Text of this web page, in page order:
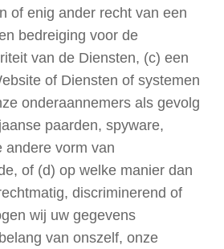
of enig ander recht van een
bedreiging voor de
van de Diensten, (c) een
of Diensten of systemen
onderaannemers als gevolg
paarden, spyware,
andere vorm van
of (d) op welke manier dan
discriminerend of
wij uw gegevens
van onszelf, onze